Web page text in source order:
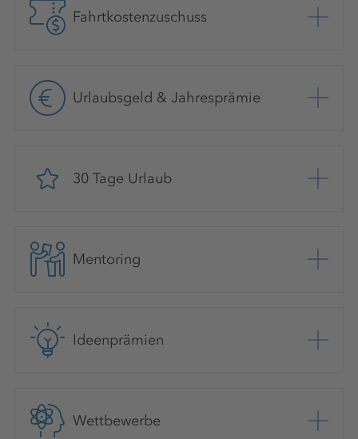
Fahrtkostenzuschuss
Urlaubsgeld & Jahresprämie
30 Tage Urlaub
Mentoring
Ideenprämien
Wettbewerbe